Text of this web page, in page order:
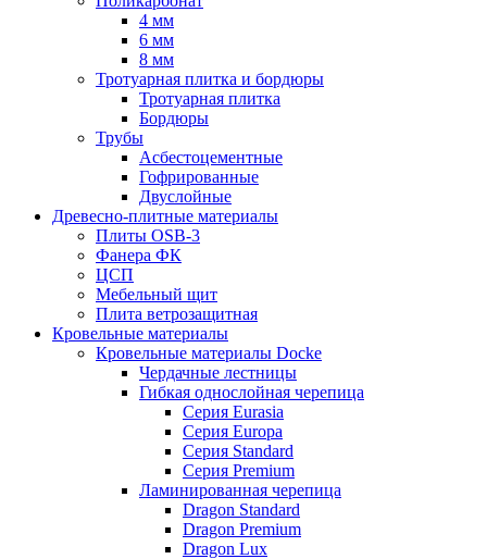
4 мм
6 мм
8 мм
Тротуарная плитка и бордюры
Тротуарная плитка
Бордюры
Трубы
Асбестоцементные
Гофрированные
Двуслойные
Древесно-плитные материалы
Плиты OSB-3
Фанера ФК
ЦСП
Мебельный щит
Плита ветрозащитная
Кровельные материалы
Кровельные материалы Docke
Чердачные лестницы
Гибкая однослойная черепица
Серия Eurasia
Серия Europa
Серия Standard
Серия Premium
Ламинированная черепица
Dragon Standard
Dragon Premium
Dragon Lux